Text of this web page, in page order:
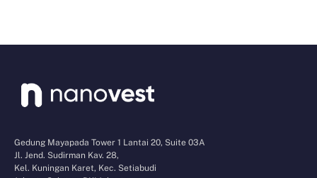
Gedung Mayapada Tower 1 Lantai 20, Suite 03A
Jl. Jend. Sudirman Kav. 28,
Kel. Kuningan Karet, Kec. Setiabudi